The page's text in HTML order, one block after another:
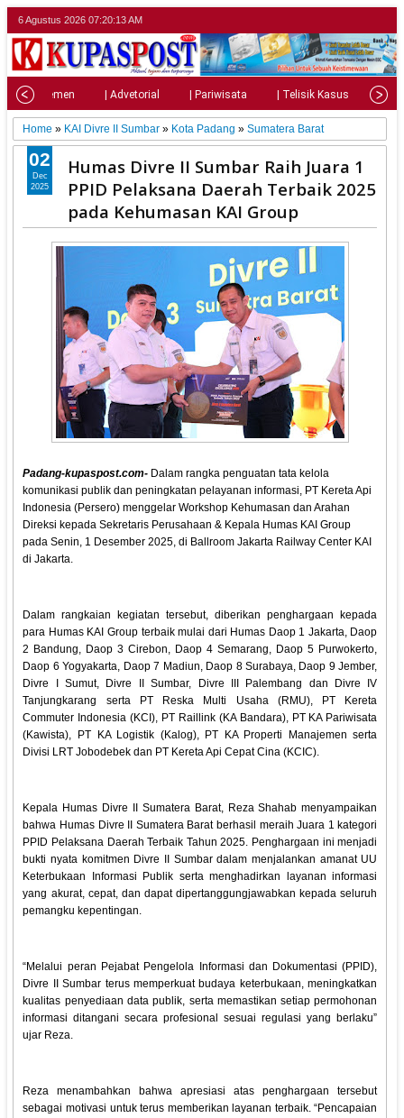
6 Agustus 2026 07:20:15 AM
| Parlemen | Advetorial | Pariwisata | Telisik Kasus |
Home » KAI Divre II Sumbar » Kota Padang »Sumatera Barat
Humas Divre II Sumbar Raih Juara 1
PPID Pelaksana Daerah Terbaik 2025
pada Kehumasan KAI Group
Padang-kupaspost.com- Dalam rangka penguatan tata kelola
komunikasi publik dan peningkatan pelayanan informasi, PT Kereta Api
Indonesia (Persero) menggelar Workshop Kehumasan dan Arahan
Direksi kepada Sekretaris Perusahaan & Kepala Humas KAI Group
pada Senin, 1 Desember 2025, di Ballroom Jakarta Railway Center KAI
di Jakarta.
Dalam rangkaian kegiatan tersebut, diberikan penghargaan kepada
para Humas KAI Group terbaik mulai dari Humas Daop 1 Jakarta, Daop
2 Bandung, Daop 3 Cirebon, Daop 4 Semarang, Daop 5 Purwokerto,
Daop 6 Yogyakarta, Daop 7 Madiun, Daop 8 Surabaya, Daop 9 Jember,
Divre I Sumut, Divre II Sumbar, Divre III Palembang dan Divre IV
Tanjungkarang serta PT Reska Multi Usaha (RMU), PT Kereta
Commuter Indonesia (KCI), PT Raillink (KA Bandara), PT KA Pariwisata
(Kawista), PT KA Logistik (Kalog), PT KA Properti Manajemen serta
Divisi LRT Jobodebek dan PT Kereta Api Cepat Cina (KCIC).
Kepala Humas Divre II Sumatera Barat, Reza Shahab menyampaikan
bahwa Humas Divre II Sumatera Barat berhasil meraih Juara 1 kategori
PPID Pelaksana Daerah Terbaik Tahun 2025. Penghargaan ini menjadi
bukti nyata komitmen Divre II Sumbar dalam menjalankan amanat UU
Keterbukaan Informasi Publik serta menghadirkan layanan informasi
yang akurat, cepat, dan dapat dipertanggungjawabkan kepada seluruh
pemangku kepentingan.
“Melalui peran Pejabat Pengelola Informasi dan Dokumentasi (PPID),
Divre II Sumbar terus memperkuat budaya keterbukaan, meningkatkan
kualitas penyediaan data publik, serta memastikan setiap permohonan
informasi ditangani secara profesional sesuai regulasi yang berlaku”
ujar Reza.
Reza menambahkan bahwa apresiasi atas penghargaan tersebut
sebagai motivasi untuk terus memberikan layanan terbaik. “Pencapaian
02
Dec
2025